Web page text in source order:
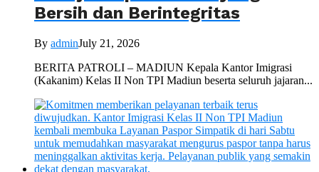
Bersih dan Berintegritas
By adminJuly 21, 2026
BERITA PATROLI – MADIUN Kepala Kantor Imigrasi
(Kakanim) Kelas II Non TPI Madiun beserta seluruh jajaran...